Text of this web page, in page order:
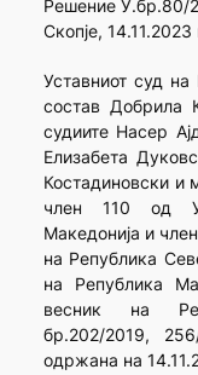
Решение У.бр.80/
Скопје, 14.11.2023
Уставниот суд
состав Добрила
судиите Насер
Елизабета
Костадиновски
член 110 од
Македонија и
на Република
на Република
весник на
бр.202/2019,
одржана на